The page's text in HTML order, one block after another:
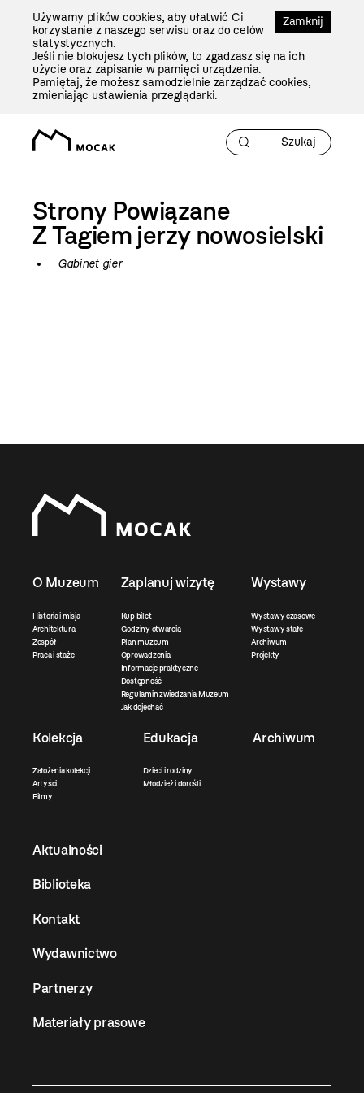
Zamknij
Używamy plików cookies, aby ułatwić Ci
korzystanie z naszego serwisu oraz do celów
statystycznych.
Jeśli nie blokujesz tych plików, to zgadzasz się na ich
użycie oraz zapisanie w pamięci urządzenia.
Pamiętaj, że możesz samodzielnie zarządzać cookies,
zmieniając ustawienia przeglądarki.
Strony Powiązane
Z Tagiemjerzy nowosielski
Gabinet gier
O Muzeum
Historia i misja
Architektura
Zespół
Praca i staże
Zaplanuj wizytę
Kup bilet
Godziny otwarcia
Plan muzeum
Oprowadzenia
Informacje praktyczne
Dostępność
Regulamin zwiedzania Muzeum
Jak dojechać
Wystawy
Wystawy czasowe
Wystawy stałe
Archiwum
Projekty
Kolekcja
Założenia kolekcji
Artyści
Filmy
Edukacja
Dzieci i rodziny
Młodzież i dorośli
Archiwum
Aktualności
Biblioteka
Kontakt
Wydawnictwo
Partnerzy
Materiały prasowe